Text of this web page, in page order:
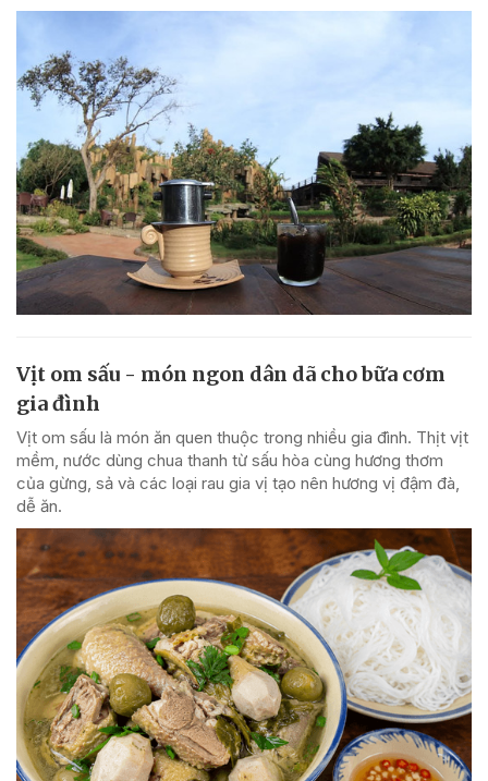
Vịt om sấu - món ngon dân dã cho bữa cơm
gia đình
Vịt om sấu là món ăn quen thuộc trong nhiều gia đình. Thịt vịt
mềm, nước dùng chua thanh từ sấu hòa cùng hương thơm
của gừng, sả và các loại rau gia vị tạo nên hương vị đậm đà,
dễ ăn.